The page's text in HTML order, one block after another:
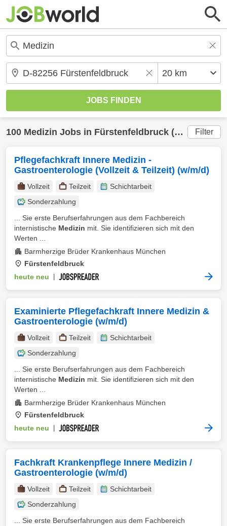
100 Medizin Jobs in Fürstenfeldbruck (20 km) gefunden Filter
Pflegefachkraft Innere Medizin -
Gastroenterologie (Vollzeit & Teilzeit) (w/m/d)
Vollzeit Teilzeit
Schichtarbeit
Sonderzahlung
... Sie erste Berufserfahrungen aus dem Fachbereich
internistische Medizin mit. Sie identifizieren sich mit den
Werten ...
Barmherzige Brüder Krankenhaus München
Fürstenfeldbruck
heute neu
Examinierte Pflegefachkraft Innere Medizin &
Gastroenterologie (w/m/d)
Vollzeit Teilzeit
Schichtarbeit
Sonderzahlung
... Sie erste Berufserfahrungen aus dem Fachbereich
internistische Medizin mit. Sie identifizieren sich mit den
Werten ...
Barmherzige Brüder Krankenhaus München
Fürstenfeldbruck
heute neu
Fachkraft Krankenpflege Innere Medizin /
Gastroenterologie (w/m/d)
Vollzeit Teilzeit
Schichtarbeit
Sonderzahlung
... Sie erste Berufserfahrungen aus dem Fachbereich